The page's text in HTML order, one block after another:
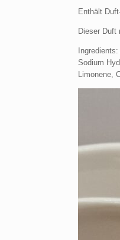
Enthält
Dieser Duft
Sodium
Limonene,